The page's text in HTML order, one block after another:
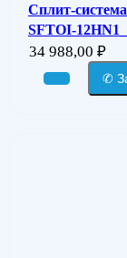
Сплит-
SFTOI-
34 988,00 ₽
✆